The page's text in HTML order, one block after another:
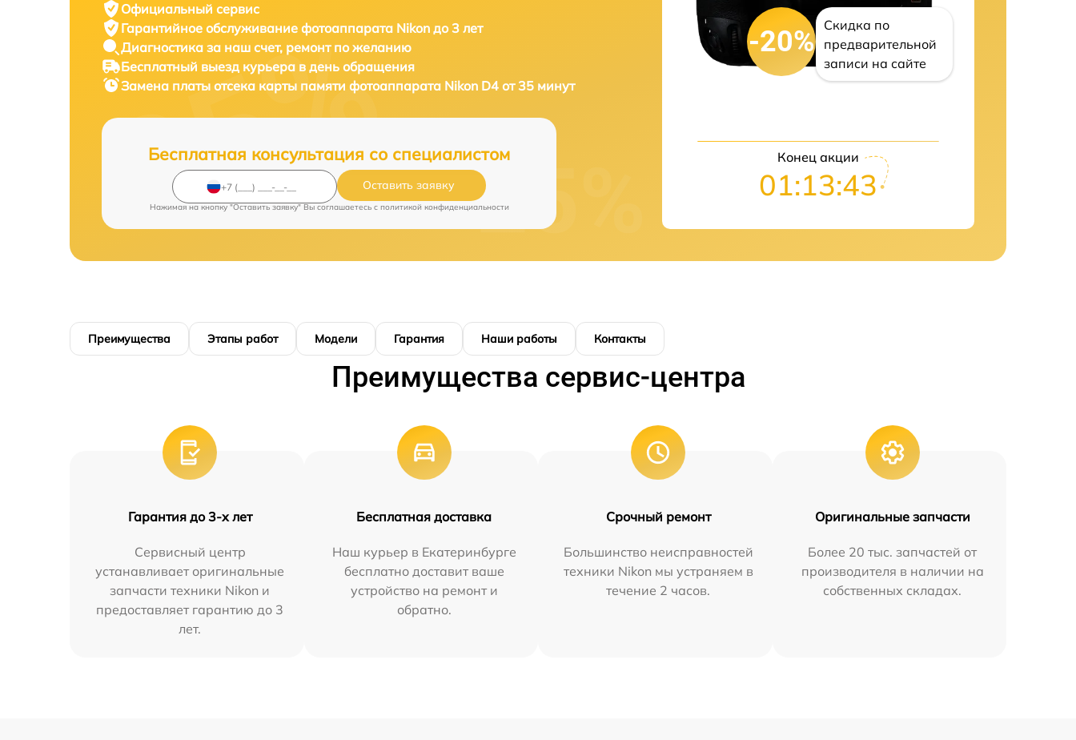
Официальный сервис
Гарантийное обслуживание фотоаппарата Nikon до 3 лет
Диагностика за наш счет, ремонт по желанию
Бесплатный выезд курьера в день обращения
Замена платы отсека карты памяти фотоаппарата Nikon D4 от 35 минут
Бесплатная консультация со специалистом
Оставить заявку
Нажимая на кнопку "Оставить заявку" Вы соглашаетесь c политикой конфиденциальности
-20%
Скидка по
предварительной
записи на сайте
Конец акции
01:13:41
Преимущества Этапы работ Модели Гарантия Наши работы Контакты
Преимущества сервис-центра
Гарантия до 3-х лет
Сервисный центр
устанавливает оригинальные
запчасти техники Nikon и
предоставляет гарантию до 3
лет.
Бесплатная доставка
Наш курьер в Екатеринбурге
бесплатно доставит ваше
устройство на ремонт и
обратно.
Срочный ремонт
Большинство неисправностей
техники Nikon мы устраняем в
течение 2 часов.
Оригинальные запчасти
Более 20 тыс. запчастей от
производителя в наличии на
собственных складах.